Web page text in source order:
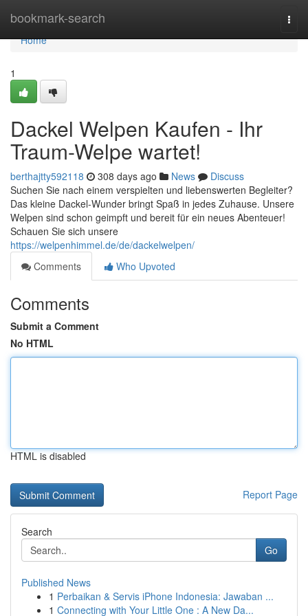
bookmark-search
Home
Home
1
Dackel Welpen Kaufen - Ihr
Traum-Welpe wartet!
berthajtty592118 308 days ago News
Discuss
Suchen Sie nach einem verspielten und liebenswerten Begleiter?
Das kleine Dackel-Wunder bringt Spaß in jedes Zuhause. Unsere
Welpen sind schon geimpft und bereit für ein neues Abenteuer!
Schauen Sie sich unsere
https://welpenhimmel.de/de/dackelwelpen/
Comments
Who Upvoted
Comments
Submit a Comment
No HTML
HTML is disabled
Report Page
Search
Go
Published News
1 Perbaikan & Servis iPhone Indonesia: Jawaban ...
1 Connecting with Your Little One : A New Da...